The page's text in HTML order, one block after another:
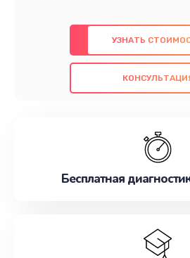
предлагаем быстрый и
использованием
также гарантируем качество
проведенных работ. Наша
наилучшим образом. Не
УЗНАТЬ
Бесплатная